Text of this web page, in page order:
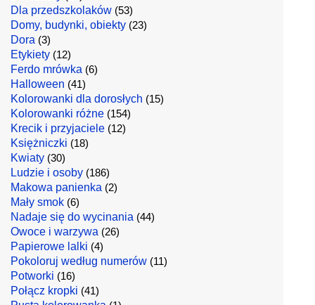
Dla przedszkolaków (53)
Domy, budynki, obiekty (23)
Dora (3)
Etykiety (12)
Ferdo mrówka (6)
Halloween (41)
Kolorowanki dla dorosłych (15)
Kolorowanki różne (154)
Krecik i przyjaciele (12)
Księżniczki (18)
Kwiaty (30)
Ludzie i osoby (186)
Makowa panienka (2)
Mały smok (6)
Nadaje się do wycinania (44)
Owoce i warzywa (26)
Papierowe lalki (4)
Pokoloruj według numerów (11)
Potworki (16)
Połącz kropki (41)